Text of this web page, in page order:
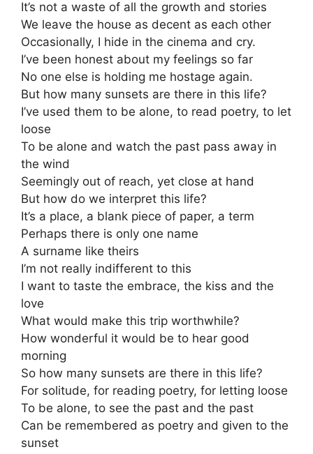
It’s not a waste of all the growth and stories
We leave the house as decent as each other
Occasionally, I hide in the cinema and cry.
I’ve been honest about my feelings so far
No one else is holding me hostage again.
But how many sunsets are there in this life?
I’ve used them to be alone, to read poetry, to let
loose
To be alone and watch the past pass away in
the wind
Seemingly out of reach, yet close at hand
But how do we interpret this life?
It’s a place, a blank piece of paper, a term
Perhaps there is only one name
A surname like theirs
I’m not really indifferent to this
I want to taste the embrace, the kiss and the
love
What would make this trip worthwhile?
How wonderful it would be to hear good
morning
So how many sunsets are there in this life?
For solitude, for reading poetry, for letting loose
To be alone, to see the past and the past
Can be remembered as poetry and given to the
sunset